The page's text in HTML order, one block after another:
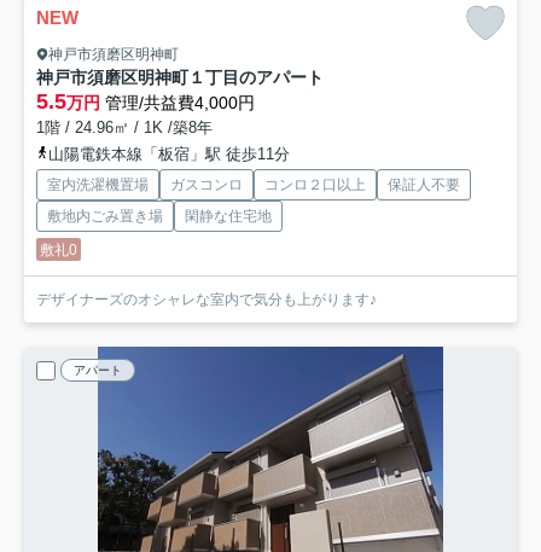
NEW
神戸市須磨区明神町
神戸市須磨区明神町１丁目のアパート
5.5万円 管理/共益費4,000円
1階 / 24.96㎡ / 1K /築8年
山陽電鉄本線「板宿」駅 徒歩11分
室内洗濯機置場 ガスコンロ コンロ２口以上
保証人不要
敷地内ごみ置き場
閑静な住宅地
敷礼0
デザイナーズのオシャレな室内で気分も上がります♪
アパート